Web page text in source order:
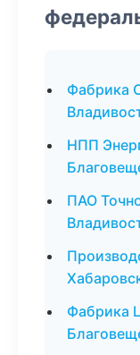
Фабрика
НПП
ПАО
Фабрика